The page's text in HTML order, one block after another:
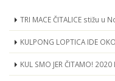
TRI MACE ČITALICE stižu u
KULPONG LOPTICA IDE
KUL SMO JER ČITAMO! 2020